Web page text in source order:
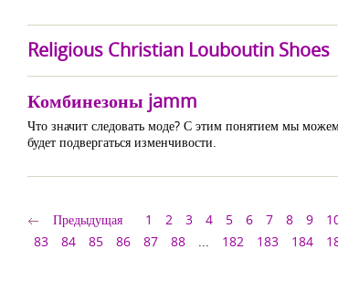
Religious Christian Louboutin Shoes
Комбинезоны jamm
Что значит следовать моде? С этим понятием мы можем
будет подвергаться изменчивости.
Предыдущая 1 2 3 4 5 6 7 8 9
83
84 85 86 87 88 ... 182 183 184